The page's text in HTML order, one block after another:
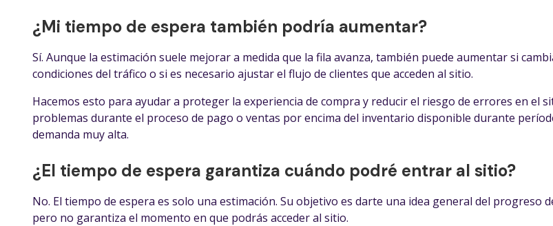
¿Mi tiempo de espera también podría aumentar?
Sí. Aunque la estimación suele mejorar a medida que la fila avanza, también puede aumentar si
condiciones del tráfico o si es necesario ajustar el flujo de clientes que acceden al sitio.
Hacemos esto para ayudar a proteger la experiencia de compra y reducir el riesgo de errores en el
problemas durante el proceso de pago o ventas por encima del inventario disponible durante
demanda muy alta.
¿El tiempo de espera garantiza cuándo podré entrar al sitio?
No. El tiempo de espera es solo una estimación. Su objetivo es darte una idea general del progreso
pero no garantiza el momento en que podrás acceder al sitio.